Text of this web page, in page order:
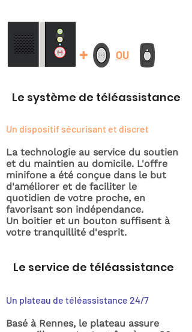
+ OU
Le système de téléassistance
Un dispositif sécurisant et discret
La technologie au service du soutien
et du maintien au domicile. L'offre
minifone a été conçue dans le but
d'améliorer et de faciliter le
quotidien de votre proche, en
favorisant son indépendance.
Un boitier et un bouton suffisent à
votre tranquillité d'esprit.
Le service de téléassistance
Un plateau de téléassistance 24/7
Basé à Rennes, le plateau assure